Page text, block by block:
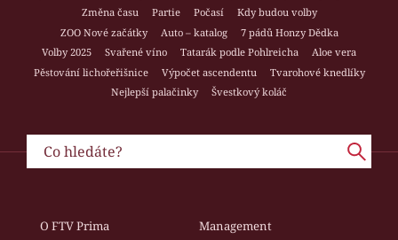
Změna času
Partie Počasí
Kdy budou volby
ZOO Nové začátky
Auto – katalog
7 pádů Honzy Dědka
Volby 2025
Svařené víno Tatarák podle Pohlreicha
Aloe vera
Pěstování lichořeřišnice
Výpočet ascendentu
Tvarohové knedlíky
Nejlepší palačinky
Švestkový koláč
O FTV Prima
Management